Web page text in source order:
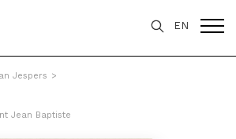
EN
Jespers >
Jean Baptiste